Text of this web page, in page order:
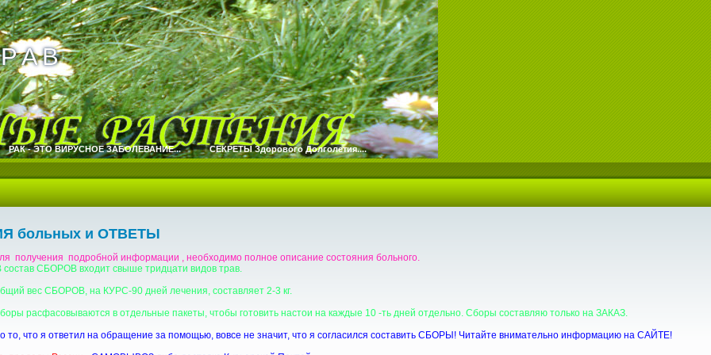
А В
А В
РАК - ЭТО ВИРУСНОЕ ЗАБОЛЕВАНИЕ... СЕКРЕТЫ Здорового Долголетия....
больных и ОТВЕТЫ
получения подробной информации , необходимо полное описание состояния больного.
состав СБОРОВ входит свыше тридцати видов трав.
вес СБОРОВ, на КУРС-90 дней лечения, составляет 2-3 кг.
расфасовываются в отдельные пакеты, чтобы готовить настои на каждые 10 -ть дней отдельно. Сборы составляю только на ЗАКАЗ.
то, что я ответил на обращение за помощью, вовсе не значит, что я согласился составить СБОРЫ! Читайте внимательно информацию на САЙТЕ!